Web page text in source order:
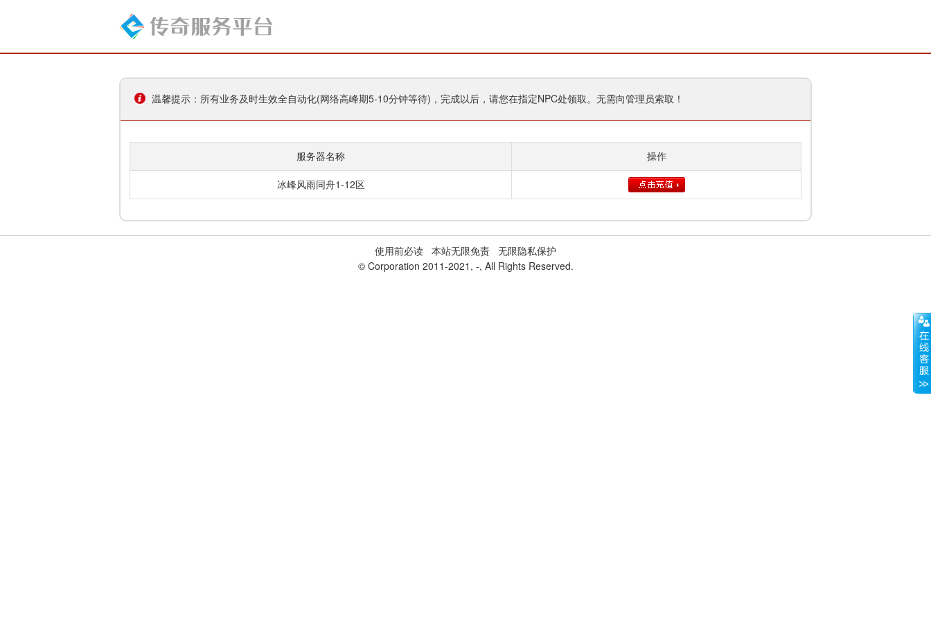
温馨提示：所有业务及时生效全自动化(网络高峰期5-10分钟等待)，完成以后，请您在指定NPC处领取。无需向管理员索取！
服务器名称 操作
冰峰风雨同舟1-12区
使用前必读 本站无限免责 无限隐私保护
© Corporation 2011-2021, -, All Rights Reserved.